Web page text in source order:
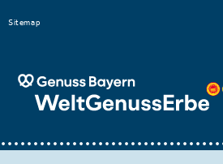
dass
diese
Seite
Sitemap